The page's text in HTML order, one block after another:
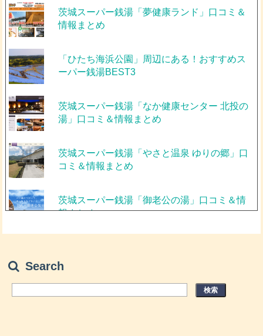
茨城スーパー銭湯「夢健康ランド」口コミ＆
情報まとめ
「ひたち海浜公園」周辺にある！おすすめス
ーパー銭湯BEST3
茨城スーパー銭湯「なか健康センター 北投の
湯」口コミ＆情報まとめ
茨城スーパー銭湯「やさと温泉 ゆりの郷」口
コミ＆情報まとめ
茨城スーパー銭湯「御老公の湯」口コミ＆情
報まとめ
情報まとめ
茨城スーパー銭湯「湯楽の里 日立店」口コミ
Search